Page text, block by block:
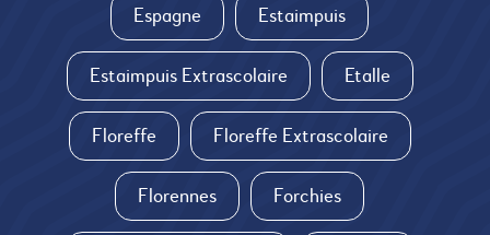
Espagne Estaimpuis
Estaimpuis Extrascolaire Etalle
Floreffe Floreffe Extrascolaire
Florennes Forchies